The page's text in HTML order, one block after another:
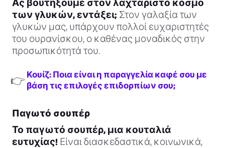
Ας βουτήξουμε στον λαχταριστό κόσμο
των γλυκών, εντάξει; Στον γαλαξία των
γλυκών μας, υπάρχουν πολλοί ευχαριστητές
του ουρανίσκου, ο καθένας μοναδικός στην
προσωπικότητά του.
👉 Κουίζ: Ποια είναι η παραγγελία καφέ σου με
βάση τις επιλογές επιδορπίων σου;
Παγωτό σουπέρ
Το παγωτό σουπέρ, μια κουταλιά
ευτυχίας! Είναι διασκεδαστικά, κοινωνικά,